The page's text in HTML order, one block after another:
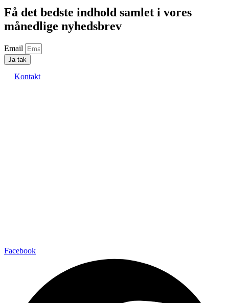
Få det bedste indhold samlet i vores
månedlige nyhedsbrev
Email
Ja tak
Kontakt
Facebook